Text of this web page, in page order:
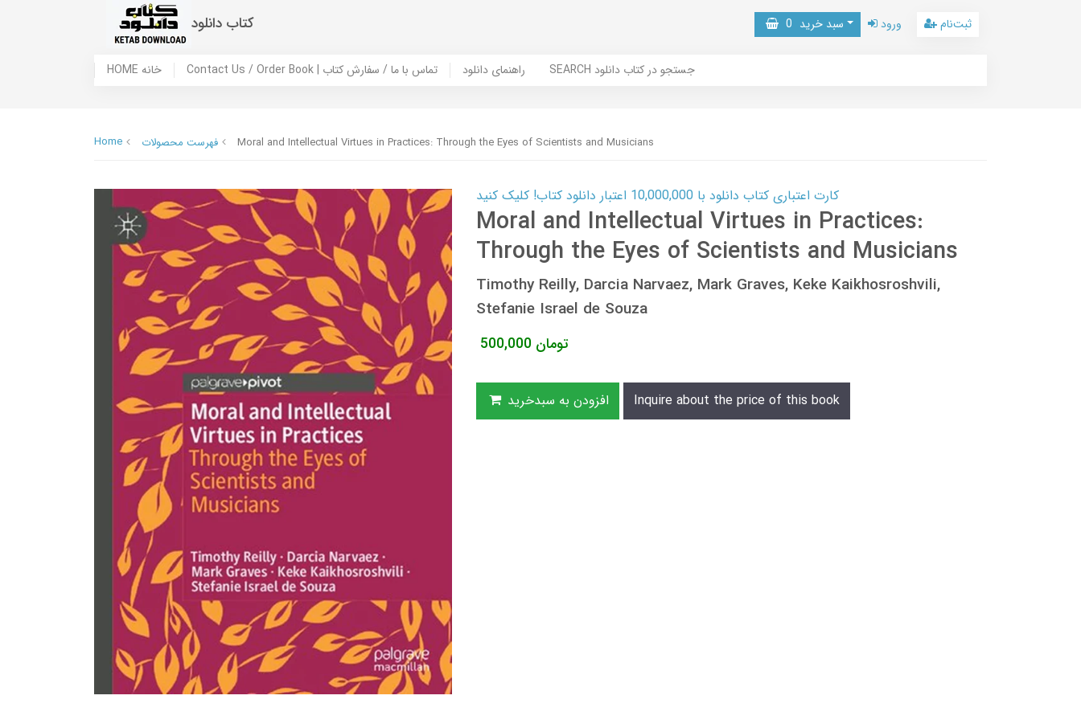
کتاب دانلود سبد خرید 0 ورود ثبت‌نام
HOME خانه Contact Us / Order Book | تماس با ما / سفارش کتاب راهنمای دانلود SEARCH جستجو در کتاب دانلود
Home فهرست محصولات Moral and Intellectual Virtues in Practices: Through the Eyes of Scientists and Musicians
کارت اعتباری کتاب دانلود با 10,000,000 اعتبار دانلود کتاب! کلیک کنید
Moral and Intellectual Virtues in Practices:
Through the Eyes of Scientists and Musicians
Timothy Reilly, Darcia Narvaez, Mark Graves, Keke Kaikhosroshvili,
Stefanie Israel de Souza
500,000 تومان
افزودن به سبدخرید Inquire about the price of this book